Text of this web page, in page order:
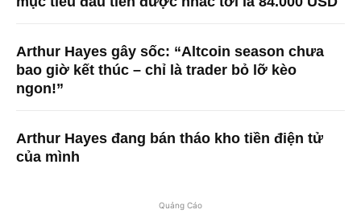
Arthur Hayes gây sốc: “Altcoin season chưa
bao giờ kết thúc – chỉ là trader bỏ lỡ kèo
ngon!”
Arthur Hayes đang bán tháo kho tiền điện tử
của mình
Quảng Cáo